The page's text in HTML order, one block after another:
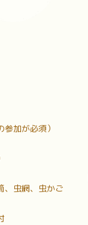
加が必須）
、虫網、虫かご